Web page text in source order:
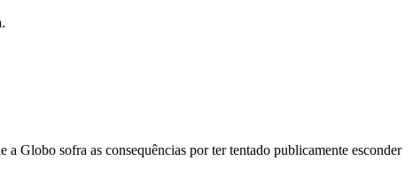
a Globo sofra as consequências por ter tentado publicamente esconder